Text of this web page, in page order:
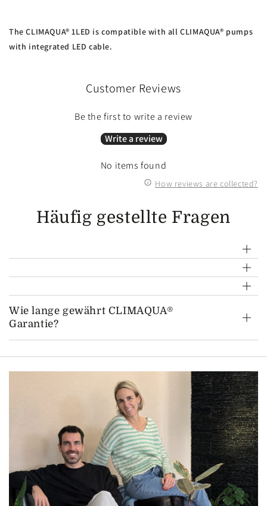
The CLIMAQUA® 1LED is compatible with all CLIMAQUA® pumps
with integrated LED cable.
Customer Reviews
Be the first to write a review
Write a review
No items found
How reviews are collected?
Häufig gestellte Fragen
Wie lange gewährt CLIMAQUA®
Garantie?